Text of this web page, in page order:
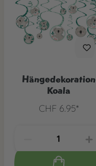
Hängedekoration
Koala
CHF 6.95*